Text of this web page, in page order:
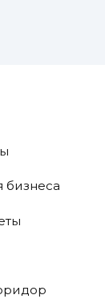
бизнеса